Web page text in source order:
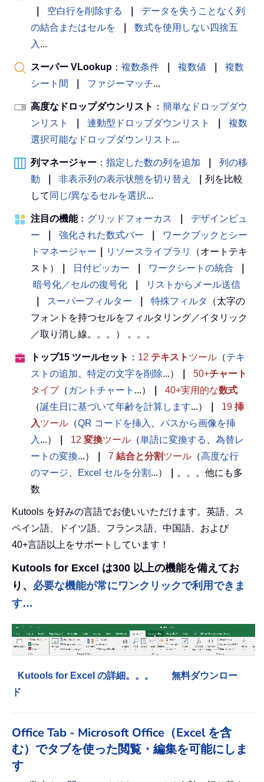
空白行を削除する
データを失うことなく列
の結合またはセルを
数式を使用しない四捨五
入 ...
スーパー VLookup ： 複数条件 複数値
複数
シート間
ファジーマッチ...
高度なドロップダウンリスト ： 簡単なドロップダウ
ンリスト
連動型ドロップダウンリスト
複数
選択可能なドロップダウンリスト ...
列マネージャー ： 指定した数の列を追加
列の移
動
非表示列の表示状態を切り替え
列を比較
して 同じ/異なるセルを選択...
注目の機能： グリッドフォーカス
デザインビュ
ー
強化された数式バー
ワークブックとシー
トマネージャー
リソースライブラリ
（オートテキ
スト）
日付ピッカー ワークシートの統合
暗号化／セルの復号化
リストからメール送信
スーパーフィルター 特殊フィルタ
（太字の
フォントを持つセルをフィルタリング／イタリック
／取り消し線。。。） 。。。
トップ15 ツールセット ： 12 テキスト ツール （テキ
ストの追加
特定の文字を削除...） 50+チャート
タイプ（ ガントチャート ...） 40+実用的な数式
（誕生日に基づいて年齢を計算します...） 19 挿
入ツール （QR コードを挿入
パスから画像を挿
入 ...） 12 変換ツール （単語に変換する
為替レ
ートの変換...） 7 結合と分割ツール （高度な行
のマージ
Excel セルを分割 ...）
。。。他にも多
数
Kutools を好みの言語でお使いいただけます。英語、ス
ペイン語、ドイツ語、フランス語、中国語、および
40+言語以上をサポートしています！
Kutools for Excel は300 以上の機能を備えてお
り、 必要な機能が常にワンクリックで利用できま
す…
Kutools for Excel の詳細。。。
無料ダウンロー
ド
Office Tab - Microsoft Office（Excel を含
む）でタブを使った閲覧・編集を可能にしま
す